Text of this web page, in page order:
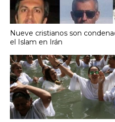
Nueve cristianos son
el Islam en Irán